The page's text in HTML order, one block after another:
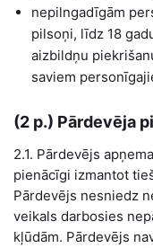
nepilngadīgām
pilsoņi, līdz 18
aizbildņu
saviem
(2 p.) Pārdevēja
2.1. Pārdevējs
pienācīgi izmantot
Pārdevējs nesniedz
veikals darbosies
kļūdām. Pārdevējs